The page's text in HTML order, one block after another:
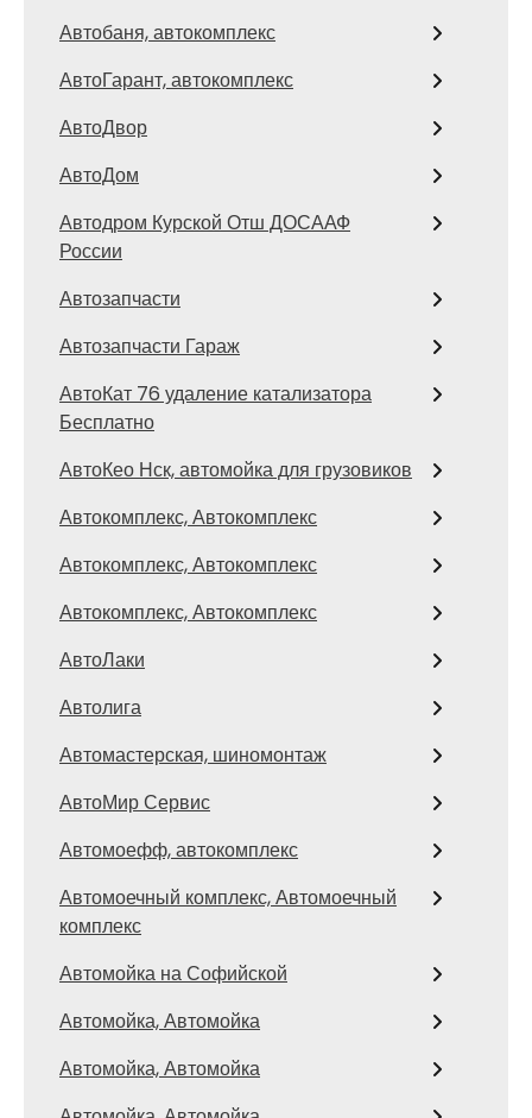
Автобаня, автокомплекс
АвтоГарант, автокомплекс
АвтоДвор
АвтоДом
Автодром Курской Отш ДОСААФ
России
Автозапчасти
Автозапчасти Гараж
АвтоКат 76 удаление катализатора
Бесплатно
АвтоКео Нск, автомойка для грузовиков
Автокомплекс, Автокомплекс
Автокомплекс, Автокомплекс
Автокомплекс, Автокомплекс
АвтоЛаки
Автолига
Автомастерская, шиномонтаж
АвтоМир Сервис
Автомоефф, автокомплекс
Автомоечный комплекс, Автомоечный
комплекс
Автомойка на Софийской
Автомойка, Автомойка
Автомойка, Автомойка